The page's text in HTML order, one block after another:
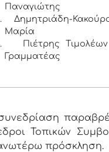
Παναγιώτης
Δημητριάδη-
Μαρία
Πιέτρης
Γραμματέας
Τοπικών
πρόσκληση.